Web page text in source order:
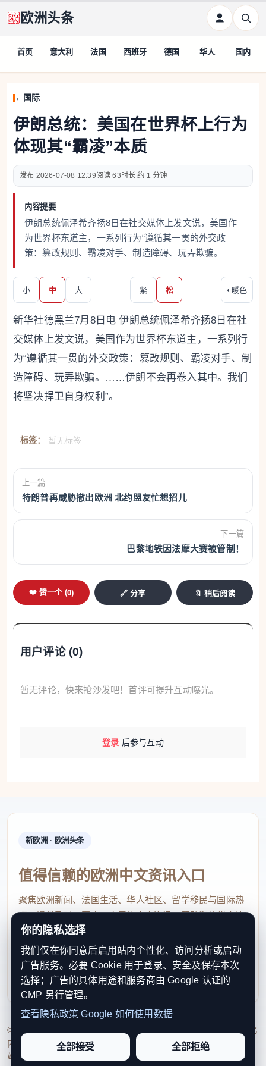
欧洲头条
首页 意大利 法国 西班牙 德国 华人 国内
国际
伊朗总统：美国在世界杯上行为
体现其“霸凌”本质
2026-07-08 12:39 63 约 1 分钟
内容提要
伊朗总统佩泽希齐扬8日在社交媒体上发文说，美国作
为世界杯东道主，一系列行为“遵循其一贯的外交政
策：篡改规则、霸凌对手、制造障碍、玩弄欺骗。
小 中 大 紧 松 ◐ 暖色
新华社德黑兰7月8日电 伊朗总统佩泽希齐扬8日在社
交媒体上发文说，美国作为世界杯东道主，一系列行
为“遵循其一贯的外交政策：篡改规则、霸凌对手、制
造障碍、玩弄欺骗。……伊朗不会再卷入其中。我们
将坚决捍卫自身权利”。
标签： 暂无标签
上一篇
特朗普再威胁撤出欧洲 北约盟友忙想招儿
下一篇
巴黎地铁因法摩大赛被管制！
❤️ 赞一个 (0) 🔗 分享 🔖 稍后阅读
用户评论 (0)
暂无评论，快来抢沙发吧！首评可提升互动曝光。
登录 后参与互动
新欧洲 · 欧洲头条
值得信赖的欧洲中文资讯入口
聚焦欧洲新闻、法国生活、华人社区、留学移民与国际热
点，提供及时、真实、实用的中文资讯，帮助海外华人快
速了解欧洲动态。
contact@xinouzhou.com
服务支持、版权与合作：工作日优先处理站务、投稿与权
利通知
© 2026 新欧洲·欧洲头条. All Rights Reserved. 本网站持续优化
内容透明度、联系方式与用户权利说明，以提升品牌信任感和
站点完整度。
你的隐私选择
我们仅在你同意后启用站内个性化、访问分析或启动
广告服务。必要 Cookie 用于登录、安全及保存本次
选择；广告的具体用途和服务商由 Google 认证的
CMP 另行管理。
查看隐私政策 Google 如何使用数据
全部接受 全部拒绝